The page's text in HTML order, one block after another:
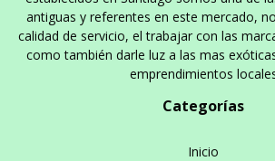
antiguas y referentes en este mercado,
calidad de servicio, el trabajar con las
como también darle luz a las mas
emprendimientos
Categorías
Inicio